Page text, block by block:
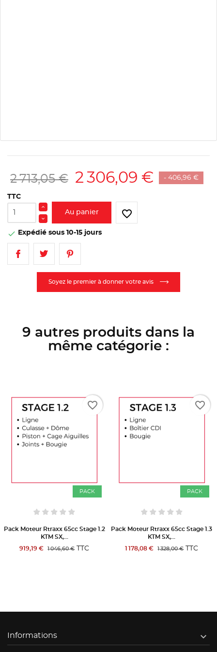
2 713,05 € 2 306,09 € - 406,96 €
TTC
Au panier favorite_border
 Expédié sous 10-15 jours
Soyez le premier à donner votre avis
9 autres produits dans la
même catégorie :
PACK
Pack Moteur Rtraxx 65cc Stage 1.2
KTM SX,...
919,19 €
1 046,60 €TTC
favorite_border
PACK
Pack Moteur Rtraxx 65cc Stage 1.3
KTM SX,...
1 178,08 €
1 328,00 €TTC
favorite_border
Informations 